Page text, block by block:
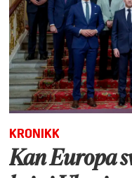
KRONIKK
Kan Europa